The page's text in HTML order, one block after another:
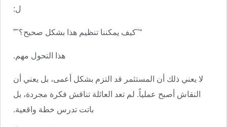
ل:
“"كيف يمكننا تنظيم هذا بشكل صحيح؟"”
هذا التحول مهم.
لا يعني ذلك أن المستثمر قد التزم بشكل أعمى، بل يعني أن
النقاش أصبح عملياً. لم تعد العائلة تناقش فكرة مجردة، بل
باتت تدرس خطة واقعية.